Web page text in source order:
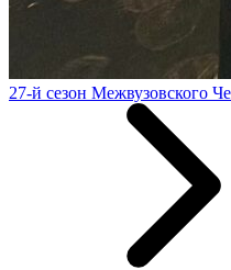
27-й сезон Межвузовского